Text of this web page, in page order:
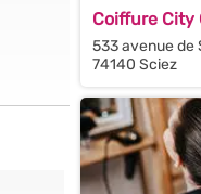
Coiffure City
533 avenue de
74140 Sciez